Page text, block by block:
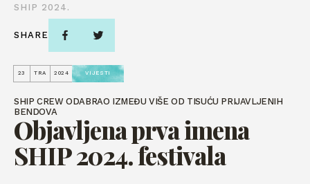
23 TRA 2024 VIJESTI
SHIP CREW ODABRAO IZMEĐU VIŠE OD TISUĆU PRIJAVLJENIH
BENDOVA
Objavljena prva imena
SHIP 2024. festivala
SHIP 2024.
SHARE